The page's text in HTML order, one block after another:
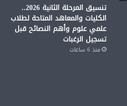
تنسيق المرحلة الثانية 2026..
الكليات والمعاهد المتاحة لطلاب
علمي علوم وأهم النصائح قبل
تسجيل الرغبات
منذ 6 ساعات